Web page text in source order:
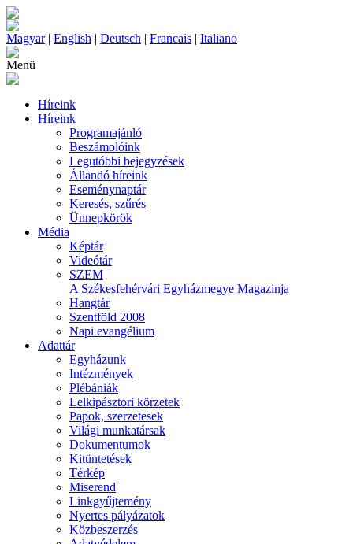
Magyar| English | Deutsch | Francais | Italiano
Menü
Híreink
Híreink
Programajánló
Beszámolóink
Legutóbbi bejegyzések
Állandó híreink
Eseménynaptár
Keresés, szűrés
Ünnepkörök
Média
Képtár
Videótár
SZEM
A Székesfehérvári Egyházmegye Magazinja
Hangtár
Szentföld 2008
Napi evangélium
Adattár
Egyházunk
Intézmények
Plébániák
Lelkipásztori körzetek
Papok, szerzetesek
Világi munkatársak
Dokumentumok
Kitüntetések
Térkép
Miserend
Linkgyűjtemény
Nyertes pályázatok
Közbeszerzés